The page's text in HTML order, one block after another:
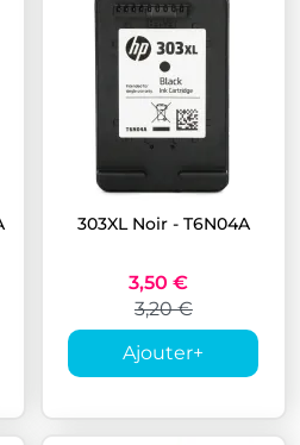
303XL Noir - T6N04A
3,50 €
3,20 €
Ajouter+